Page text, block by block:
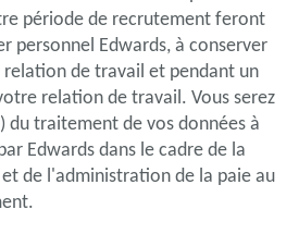
période de recrutement feront
personnel Edwards, à conserver
de travail et pendant un
relation de travail. Vous serez
du traitement de vos données à
Edwards dans le cadre de la
de l'administration de la paie au